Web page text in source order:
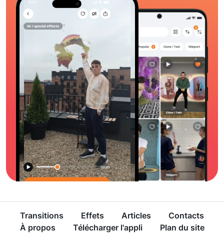
Transitions Effets Articles
Contacts
À propos
Télécharger l'appli Plan du site